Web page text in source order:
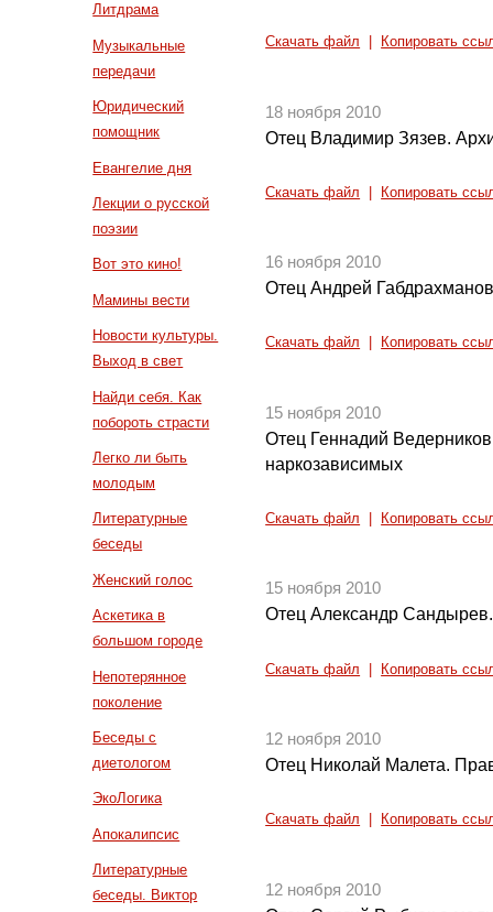
Литдрама
Музыкальные
передачи
Юридический
помощник
Евангелие дня
Лекции о русской
поэзии
Вот это кино!
Мамины вести
Новости культуры.
Выход в свет
Найди себя. Как
побороть страсти
Легко ли быть
молодым
Литературные
беседы
Женский голос
Аскетика в
большом городе
Непотерянное
поколение
Беседы с
диетологом
ЭкоЛогика
Апокалипсис
Литературные
беседы. Виктор
Скачать файл Копировать
18 ноября 2010
Отец Владимир Зязев.
Скачать файл Копировать
16 ноября 2010
Отец Андрей
Скачать файл Копировать
15 ноября 2010
Отец Геннадий
наркозависимых
Скачать файл Копировать
15 ноября 2010
Отец Александр
Скачать файл Копировать
12 ноября 2010
Отец Николай Малета.
Скачать файл Копировать
12 ноября 2010